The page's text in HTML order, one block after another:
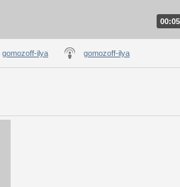
gomozoff-ilya gomozoff-ilya